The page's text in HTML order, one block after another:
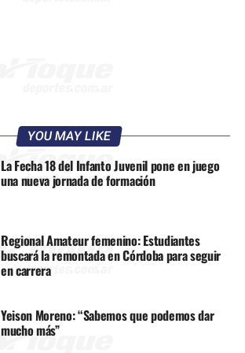
YOU MAY LIKE
La Fecha 18 del Infanto Juvenil pone en juego
una nueva jornada de formación
Regional Amateur femenino: Estudiantes
buscará la remontada en Córdoba para seguir
en carrera
Yeison Moreno: “Sabemos que podemos dar
mucho más”